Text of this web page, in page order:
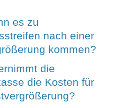
es zu
nach einer
kommen?
die
die Kosten für